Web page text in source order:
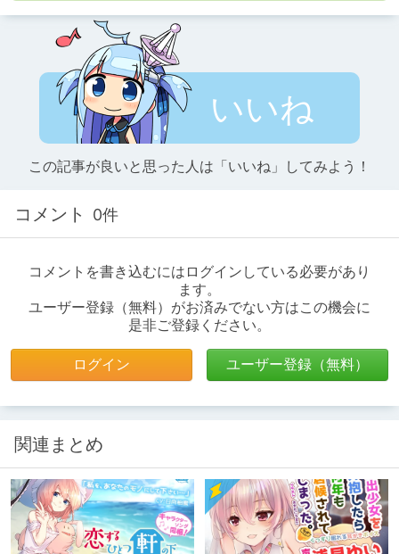
いいね
この記事が良いと思った人は「いいね」してみよう！
コメント 0件
コメントを書き込むにはログインしている必要があり
ます。
ユーザー登録（無料）がお済みでない方はこの機会に
是非ご登録ください。
ログイン ユーザー登録（無料）
関連まとめ